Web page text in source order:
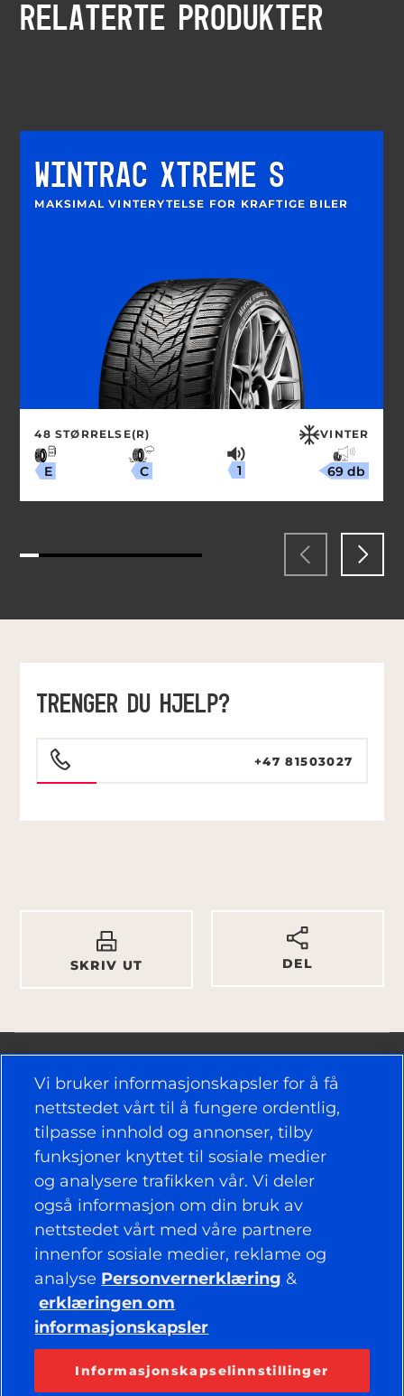
RELATERTE PRODUKTER
WINTRAC XTREME S
MAKSIMAL VINTERYTELSE FOR KRAFTIGE BILER
48 STØRRELSE(R) VINTER
E C 1 69 db
TRENGER DU HJELP?
+47 81503027
SKRIV UT DEL
NYTTIGE KOBLINGER
DEKK
RETNINGSLINJER
BEDRIFT
HOLD DEG TILKOBLET
Facebook
YouTube
Vi bruker informasjonskapsler for å få
nettstedet vårt til å fungere ordentlig,
tilpasse innhold og annonser, tilby
funksjoner knyttet til sosiale medier
og analysere trafikken vår. Vi deler
også informasjon om din bruk av
nettstedet vårt med våre partnere
innenfor sosiale medier, reklame og
analyse Personvernerklæring &
erklæringen om
informasjonskapsler
Informasjonskapselinnstillinger